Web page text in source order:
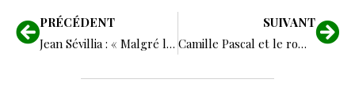
PRÉCÉDENT
Jean Sévillia : « Malgré l’effondrement de notre société, une France tient encore debout »
SUIVANT
Camille Pascal et le roman vrai des racines chrétiennes de la France